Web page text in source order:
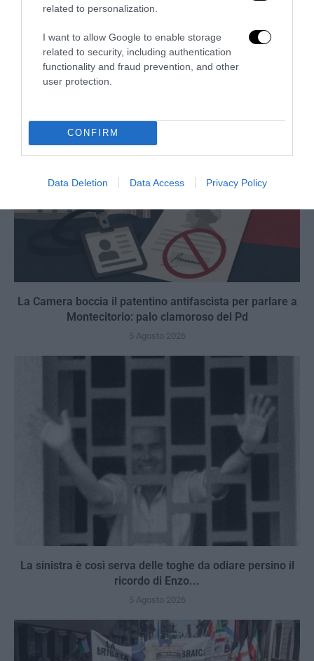
related to personalization.
I want to allow Google to enable storage
related to security, including authentication
functionality and fraud prevention, and other
user protection.
CONFIRM
Data Deletion Data Access Privacy Policy
Remigrazione, il Copasir riconosce all’antifascismo il
veto del disordine
6 Agosto 2026
La Camera boccia il patentino antifascista per parlare a
Montecitorio: palo clamoroso del Pd
5 Agosto 2026
La sinistra è così serva delle toghe da odiare persino il
ricordo di Enzo...
5 Agosto 2026